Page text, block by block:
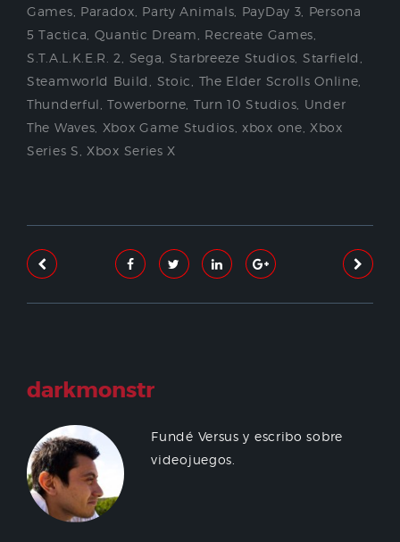
Games Paradox Party Animals PayDay 3 Persona
5 Tactica Quantic Dream Recreate Games
S.T.A.L.K.E.R. 2
Sega Starbreeze Studios Starfield
Steamworld Build
Stoic The Elder Scrolls Online
Thunderful ,Towerborne Turn 10 Studios Under
The Waves Xbox Game Studios xbox one Xbox
Series S
Xbox Series X
darkmonstr
Fundé Versus y escribo sobre
videojuegos.